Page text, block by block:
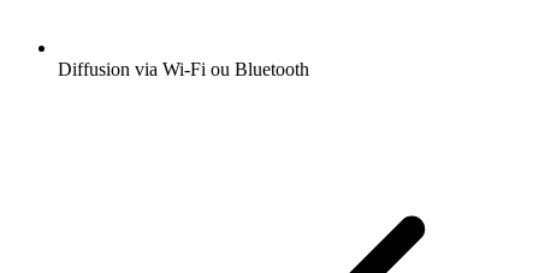
Diffusion via Wi-Fi ou Bluetooth